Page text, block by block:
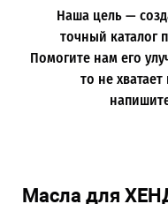
Наша цель —
точный каталог
Помогите нам его
то не
Масла для